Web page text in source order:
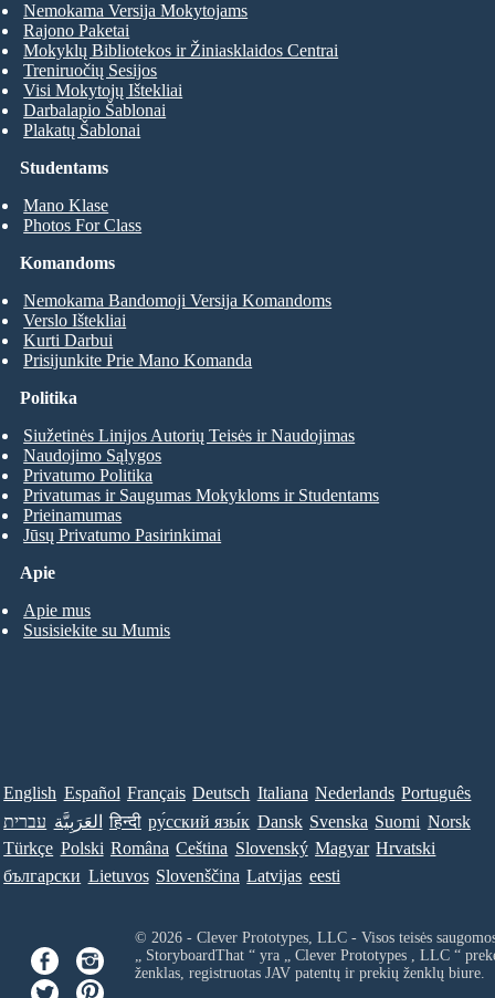
Studentams
Mano Klase
Photos For Class
Nemokama Versija Mokytojams
Rajono Paketai
Mokyklų Bibliotekos ir Žiniasklaidos Centrai
Treniruočių Sesijos
Visi Mokytojų Ištekliai
Darbalapio Šablonai
Plakatų Šablonai
Komandoms
Nemokama Bandomoji Versija Komandoms
Verslo Ištekliai
Kurti Darbui
Prisijunkite Prie Mano Komanda
Apie
Apie mus
Susisiekite su Mumis
Politika
Siužetinės Linijos Autorių Teisės ir Naudojimas
Naudojimo Sąlygos
Privatumo Politika
Privatumas ir Saugumas Mokykloms ir Studentams
Prieinamumas
Jūsų Privatumo Pasirinkimai
English Español Français Deutsch Italiana Nederlands Português
עברית العَرَبِيَّة हिन्दी ру́сский язы́к Dansk Svenska Suomi Norsk
Türkçe Polski Româna Ceština Slovenský Magyar Hrvatski
български Lietuvos Slovenščina Latvijas eesti
© 2026 - Clever Prototypes, LLC - Visos teisės
„ StoryboardThat “ yra „ Clever Prototypes , LLC“
ženklas, registruotas JAV patentų ir prekių ženklų biure.